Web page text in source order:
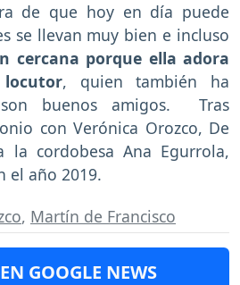
de que hoy en día puede
se llevan muy bien e incluso
cercana porque ella adora
, quien también ha
buenos amigos. Tras
con Verónica Orozco, De
la cordobesa Ana Egurrola,
el año 2019.
, Martín de Francisco
GOOGLE NEWS